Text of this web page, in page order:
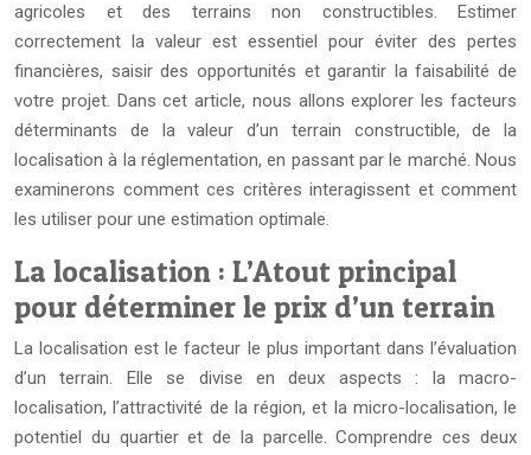
agricoles et des terrains non constructibles. Estimer
correctement la valeur est essentiel pour éviter des pertes
financières, saisir des opportunités et garantir la faisabilité de
votre projet. Dans cet article, nous allons explorer les facteurs
déterminants de la valeur d’un terrain constructible, de la
localisation à la réglementation, en passant par le marché. Nous
examinerons comment ces critères interagissent et comment
les utiliser pour une estimation optimale.
La localisation : L’Atout principal
pour déterminer le prix d’un terrain
La localisation est le facteur le plus important dans l’évaluation
d’un terrain. Elle se divise en deux aspects : la macro-
localisation, l’attractivité de la région, et la micro-localisation, le
potentiel du quartier et de la parcelle. Comprendre ces deux